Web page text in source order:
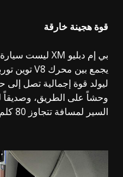
قوة هجينة خارقة
يجمع بين محرك V8
توين
وحشاً على الطريق، وصديقاً
السير لمسافة تتجاوز 80 كلم على